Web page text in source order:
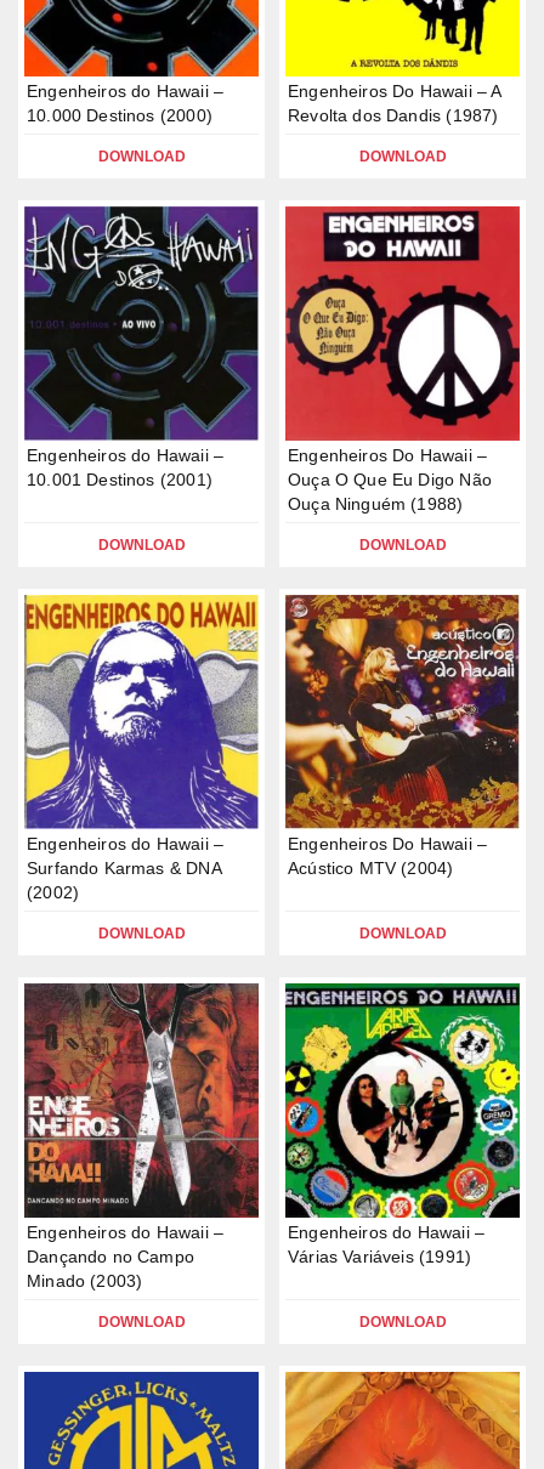
Engenheiros do Hawaii –
10.000 Destinos (2000)
DOWNLOAD
Engenheiros Do Hawaii – A
Revolta dos Dandis (1987)
DOWNLOAD
Engenheiros do Hawaii –
10.001 Destinos (2001)
DOWNLOAD
Engenheiros Do Hawaii –
Ouça O Que Eu Digo Não
Ouça Ninguém (1988)
DOWNLOAD
Engenheiros do Hawaii –
Surfando Karmas & DNA
(2002)
DOWNLOAD
Engenheiros Do Hawaii –
Acústico MTV (2004)
DOWNLOAD
Engenheiros do Hawaii –
Dançando no Campo
Minado (2003)
DOWNLOAD
Engenheiros do Hawaii –
Várias Variáveis (1991)
DOWNLOAD